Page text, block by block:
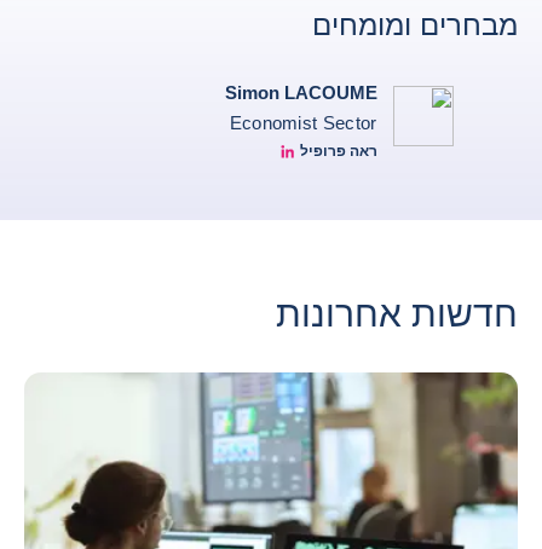
מבחרים ומומחים
Simon LACOUME
Economist Sector
ראה פרופיל
Simon Lacoume linkedin
חדשות אחרונות